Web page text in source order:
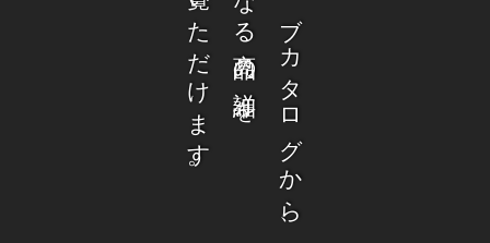
ウェブカタログから、
ご覧いただけます。